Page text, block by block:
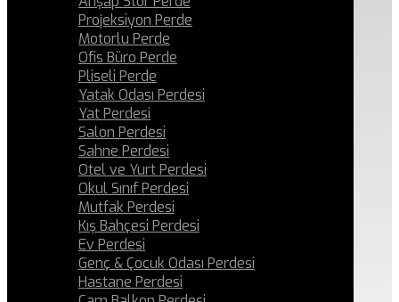
Projeksiyon Perde
Motorlu Perde
Ofis Büro Perde
Pliseli Perde
Yatak Odası Perdesi
Yat Perdesi
Salon Perdesi
Sahne Perdesi
Otel ve Yurt Perdesi
Okul Sınıf Perdesi
Mutfak Perdesi
Kış Bahçesi Perdesi
Ev Perdesi
Genç & Çocuk Odası Perdesi
Hastane Perdesi